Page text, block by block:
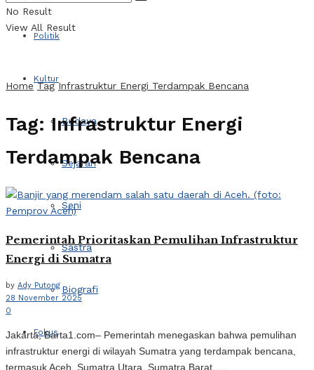
Politik
Kultur
Budaya
Sejarah
Seni
Sastra
Biografi
Fokus
No Result
View All Result
Home Tag Infrastruktur Energi Terdampak Bencana
Tag:Infrastruktur Energi
Terdampak Bencana
Pemerintah Prioritaskan Pemulihan Infrastruktur
Energi di Sumatra
by Ady Putong
28 November 2025
0
Jakarta, Barta1.com– Pemerintah menegaskan bahwa pemulihan
infrastruktur energi di wilayah Sumatra yang terdampak bencana,
termasuk Aceh, Sumatra Utara, Sumatra Barat, ...